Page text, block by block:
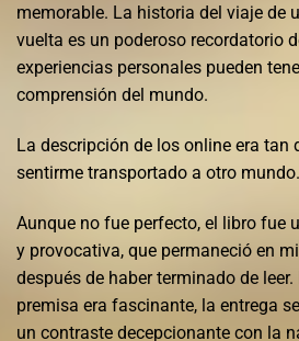
memorable. La historia del viaje de
vuelta es un poderoso recordatorio
experiencias personales pueden
comprensión del mundo.
La descripción de los online era tan
sentirme transportado a otro mundo.
Aunque no fue perfecto, el libro fue
y provocativa, que permaneció en
después de haber terminado de
premisa era fascinante, la entrega
un contraste decepcionante con la